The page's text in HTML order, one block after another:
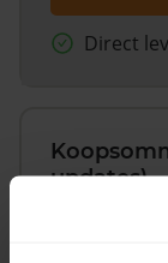
Direct
updates)